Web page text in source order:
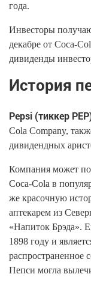
года.
Инвесторы
декабре от Coca-
дивиденды
История
Pepsi (тиккер
Cola Company,
дивидендных
Компания может
Coca-Cola в
же красочную
аптекарем из
«Напиток Брэда».
1898 году и
распространенное
Пепси могла